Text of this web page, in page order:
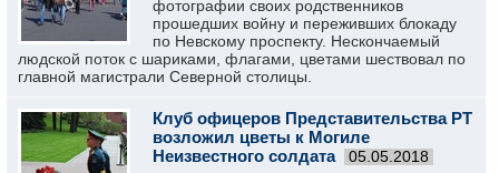
фотографии своих родственников
прошедших войну и переживших блокаду
по Невскому проспекту. Нескончаемый
людской поток с шариками, флагами, цветами шествовал по
главной магистрали Северной столицы.
Клуб офицеров Представительства РТ
возложил цветы к Могиле
Неизвестного солдата
05.05.2018